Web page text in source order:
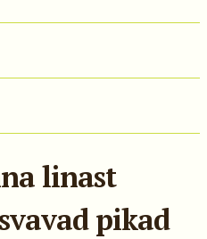
linast
pikad